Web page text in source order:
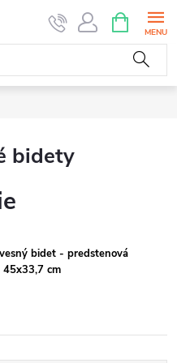
KOŠÍK
bidety
bidet - predstenová
cm